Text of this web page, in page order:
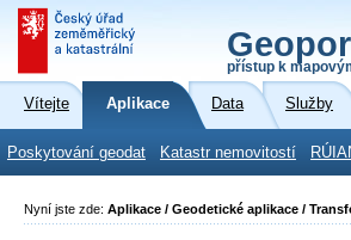
přístup k
Vítejte Aplikace Data Služby
Poskytování geodat Katastr nemovitostí
Nyní jste zde: Aplikace / Geodetické aplikace /